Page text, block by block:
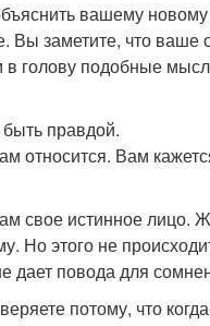
вашему
заметите, что ваше
голову подобные
правдой.
Вам
свое истинное лицо.
Но этого не
дает повода для
потому, что